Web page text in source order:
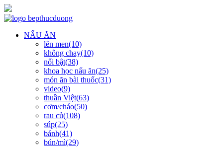
NẤU ĂN
lên men(10)
không chay(10)
nổi bật(38)
khoa học nấu ăn(25)
món ăn bài thuốc(31)
video(9)
thuần Việt(63)
cơm/cháo(50)
rau củ(108)
súp(25)
bánh(41)
bún/mì(29)